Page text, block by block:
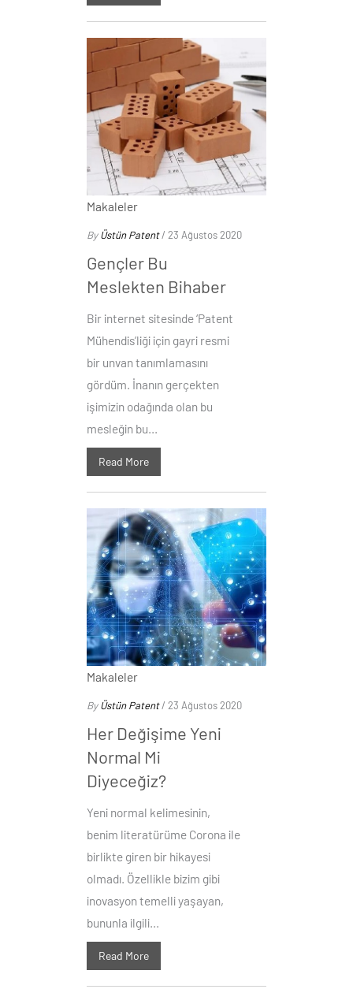
Makaleler
ByÜstün Patent/ 23 Ağustos 2020
Gençler Bu
Meslekten Bihaber
Bir internet sitesinde ‘Patent
Mühendis’liği için gayri resmi
bir unvan tanımlamasını
gördüm. İnanın gerçekten
işimizin odağında olan bu
mesleğin bu...
Read More
Makaleler
ByÜstün Patent/ 23 Ağustos 2020
Her Değişime Yeni
Normal Mi
Diyeceğiz?
Yeni normal kelimesinin,
benim literatürüme Corona ile
birlikte giren bir hikayesi
olmadı. Özellikle bizim gibi
inovasyon temelli yaşayan,
bununla ilgili...
Read More